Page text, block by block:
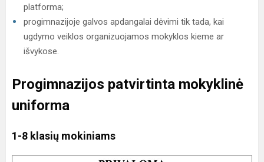
platforma;
progimnazijoje galvos apdangalai dėvimi tik tada, kai
ugdymo veiklos organizuojamos mokyklos kieme ar
išvykose.
Progimnazijos patvirtinta mokyklinė
uniforma
1-8 klasių mokiniams